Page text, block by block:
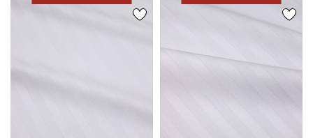
Подписаться
Согласие на обработку персональных